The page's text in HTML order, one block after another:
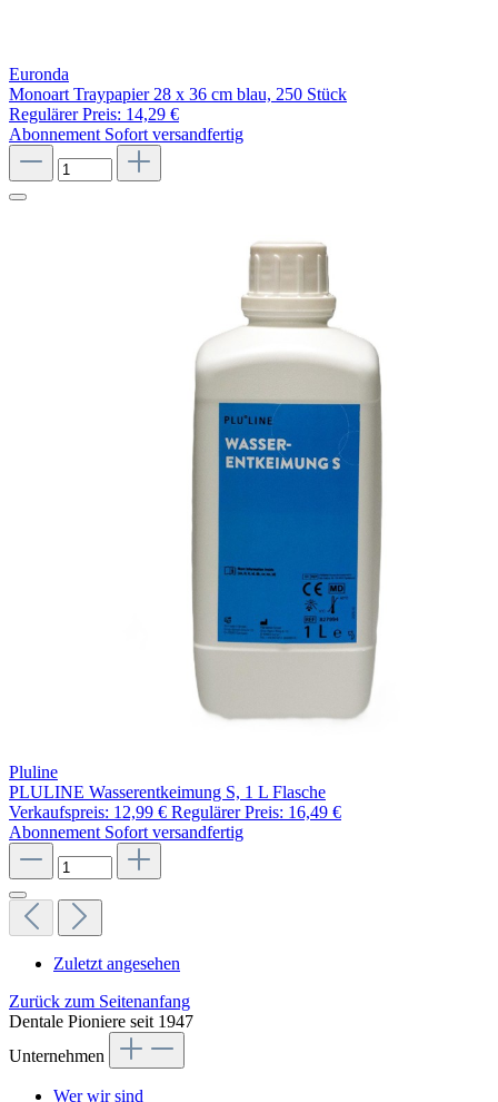
Euronda
Monoart Traypapier 28 x 36 cm blau, 250 Stück
Regulärer Preis: 14,29 €
Abonnement Sofort versandfertig
Pluline
PLULINE Wasserentkeimung S, 1 L Flasche
Verkaufspreis: 12,99 € Regulärer Preis: 16,49 €
Abonnement Sofort versandfertig
Zuletzt angesehen
Zurück zum Seitenanfang
Dentale Pioniere seit 1947
Unternehmen
Wer wir sind